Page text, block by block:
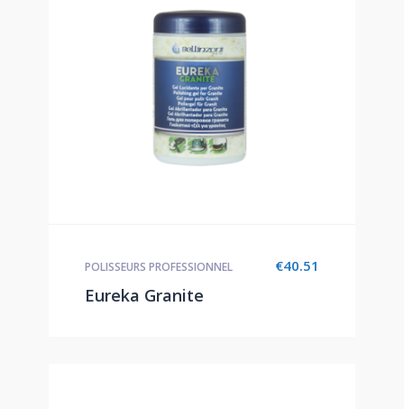
€40.51
POLISSEURS PROFESSIONNEL
Eureka Granite